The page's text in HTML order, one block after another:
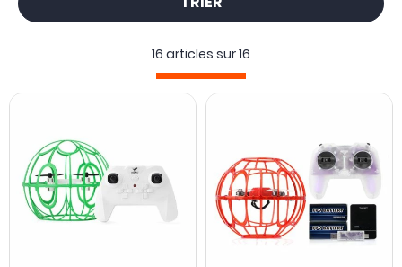
d’assemblage prévu. Aux produits neufs peuvent s’ajouter,
16 articles sur16